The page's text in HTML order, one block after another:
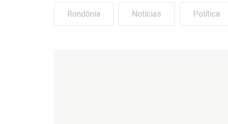
Rondônia Notícias Política